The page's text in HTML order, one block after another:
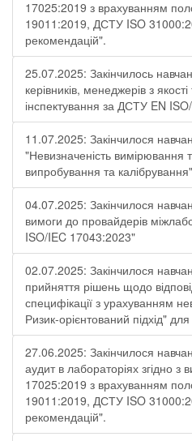
17025:2019 з врахуванням
19011:2019, ДСТУ ISO
рекомендацій".
25.07.2025: Закінчилось
керівників, менеджерів з
інспектування за ДСТУ EN
11.07.2025: Закінчилося
"Невизначеність вимірювання
випробування та калібрування"
04.07.2025: Закінчилося
вимоги до провайдерів
ISO/IEC 17043:2023"
02.07.2025: Закінчилося
прийняття рішень щодо
специфікації з урахуванням
Ризик-орієнтований підхід"
27.06.2025: Закінчилося
аудит в лабораторіях згідно
17025:2019 з врахуванням
19011:2019, ДСТУ ISO
рекомендацій".